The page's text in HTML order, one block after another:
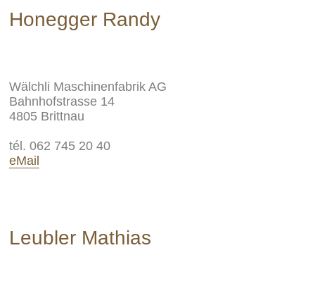
Honegger Randy
Wälchli Maschinenfabrik AG
Bahnhofstrasse 14
4805 Brittnau
tél. 062 745 20 40
eMail
Leubler Mathias